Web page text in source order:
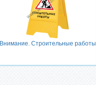
Внимание. Строительные работы